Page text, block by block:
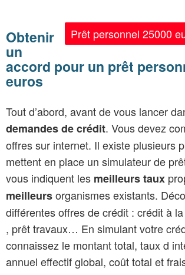
Prêt personnel 25000
Obtenir
un
accord pour un prêt
euros
Tout d’abord, avant de vous lancer
demandes de crédit. Vous devez
offres sur internet. Il existe plusieurs
mettent en place un simulateur de
vous indiquent les meilleurs taux
meilleursorganismes existants.
différentes offres de crédit : crédit à
, prêt travaux… En simulant votre
connaissez le montant total, taux d
annuel effectif global, coût total et